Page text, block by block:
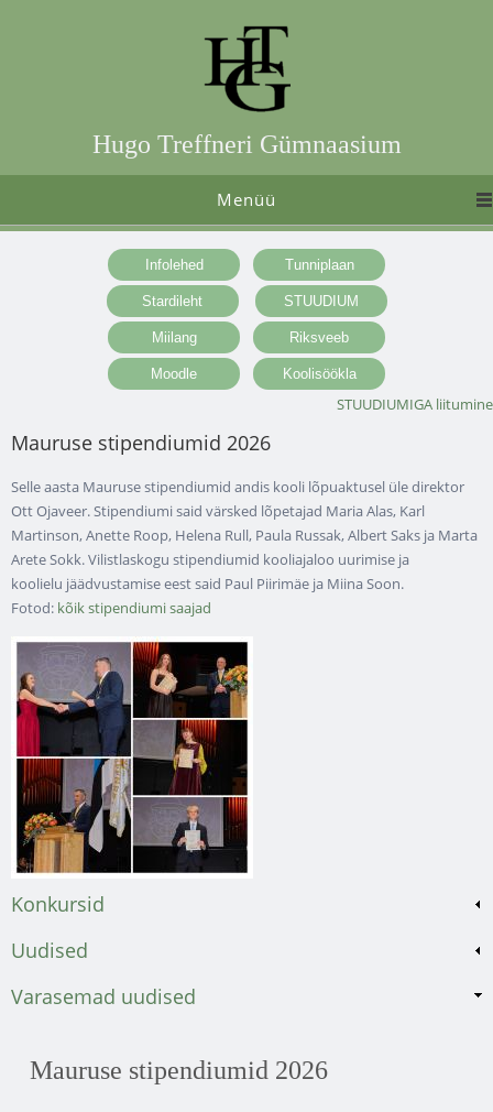
Hugo Treffneri Gümnaasium
Menüü
STUUDIUMIGA liitumine
Mauruse stipendiumid 2026
Selle aasta Mauruse stipendiumid andis kooli lõpuaktusel üle direktor
Ott Ojaveer. Stipendiumi said värsked lõpetajad Maria Alas, Karl
Martinson, Anette Roop, Helena Rull, Paula Russak, Albert Saks ja Marta
Arete Sokk. Vilistlaskogu stipendiumid kooliajaloo uurimise ja
koolielu jäädvustamise eest said Paul Piirimäe ja Miina Soon.
Fotod: kõik stipendiumi saajad
Konkursid
Uudised
Varasemad uudised
Mauruse stipendiumid 2026